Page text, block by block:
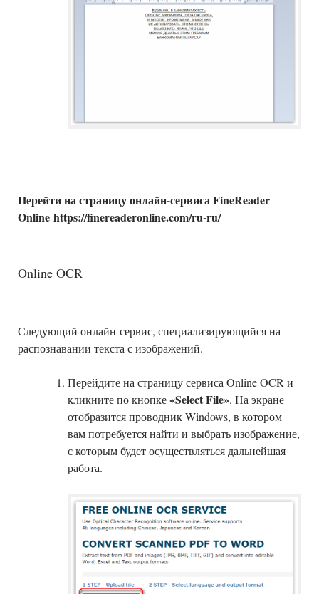
Перейти на страницу онлайн-сервиса FineReader
Online https://finereaderonline.com/ru-ru/
Online OCR
Следующий онлайн-сервис, специализирующийся на
распознавании текста с изображений.
Перейдите на страницу сервиса Online OCR и
кликните по кнопке«Select File». На экране
отобразится проводник Windows, в котором
вам потребуется найти и выбрать изображение,
с которым будет осуществляться дальнейшая
работа.